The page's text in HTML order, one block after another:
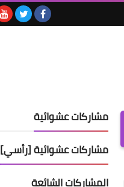
مشاركات عشوائية
مشاركات عشوائية [رأسي]
المشاركات الشائعة